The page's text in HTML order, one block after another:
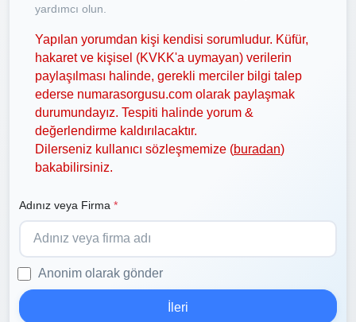
yardımcı olun.
Yapılan yorumdan kişi kendisi sorumludur. Küfür,
hakaret ve kişisel (KVKK'a uymayan) verilerin
paylaşılması halinde, gerekli merciler bilgi talep
ederse numarasorgusu.com olarak paylaşmak
durumundayız. Tespiti halinde yorum &
değerlendirme kaldırılacaktır.
Dilerseniz kullanıcı sözleşmemize (buradan)
bakabilirsiniz.
Adınız veya Firma *
Anonim olarak gönder
İleri